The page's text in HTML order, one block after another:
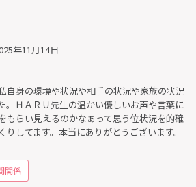
年11月14日
自身の環境や状況や相手の状況や家族の状況
。ＨＡＲＵ先生の温かい優しいお声や言葉に
もらい見えるのかなぁって思う位状況を的確
りしてます。本当にありがとうございます。
関係